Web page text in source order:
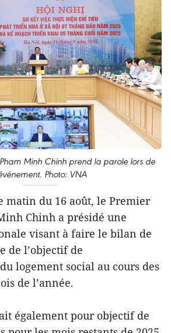
Minh Chinh prend la parole lors de
Photo: VNA
matin du 16 août, le Premier
Chinh a présidé une
visant à faire le bilan de
de l’objectif de
logement social au cours des
de l’année.
également pour objectif de